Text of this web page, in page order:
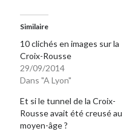
Similaire
10 clichés en images sur la
Croix-Rousse
29/09/2014
Dans "A Lyon"
Et si le tunnel de la Croix-
Rousse avait été creusé au
moyen-âge ?